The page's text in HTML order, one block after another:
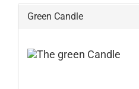
Green Candle